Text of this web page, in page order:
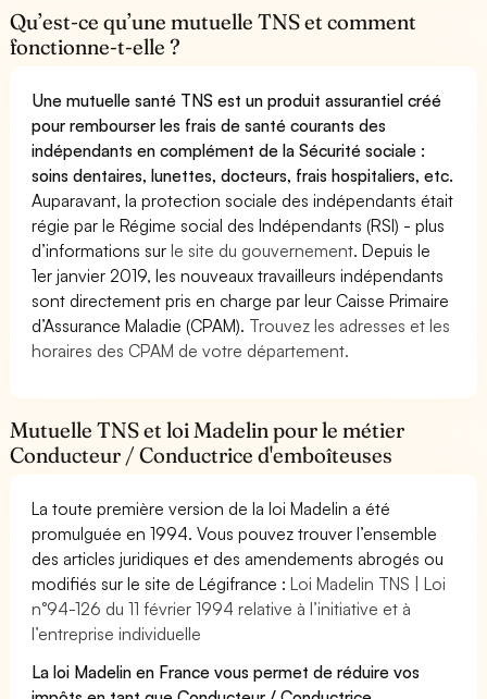
Qu’est-ce qu’une mutuelle TNS et comment
fonctionne-t-elle ?
Une mutuelle santé TNS est un produit assurantiel créé
pour rembourser les frais de santé courants des
indépendants en complément de la Sécurité sociale :
soins dentaires, lunettes, docteurs, frais hospitaliers, etc.
Auparavant, la protection sociale des indépendants était
régie par le Régime social des Indépendants (RSI) - plus
d’informations surle site du gouvernement. Depuis le
1er janvier 2019, les nouveaux travailleurs indépendants
sont directement pris en charge par leur Caisse Primaire
d’Assurance Maladie (CPAM). Trouvez les adresses et les
horaires des CPAM de votre département.
Mutuelle TNS et loi Madelin pour le métier
Conducteur / Conductrice d'emboîteuses
La toute première version de la loi Madelin a été
promulguée en 1994. Vous pouvez trouver l’ensemble
des articles juridiques et des amendements abrogés ou
modifiés sur le site de Légifrance :Loi Madelin TNS | Loi
n°94-126 du 11 février 1994 relative à l’initiative et à
l’entreprise individuelle
La loi Madelin en France vous permet de réduire vos